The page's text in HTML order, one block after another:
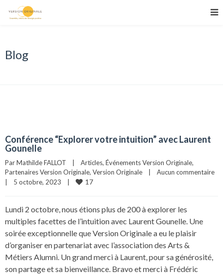
Blog
Conférence “Explorer votre intuition” avec Laurent
Gounelle
Par Mathilde FALLOT Articles, Événements Version Originale
Partenaires Version Originale, Version Originale
Aucun commentaire
5 octobre, 2023 17
Lundi 2 octobre, nous étions plus de 200 à explorer les
multiples facettes de l’intuition avec Laurent Gounelle. Une
soirée exceptionnelle que Version Originale a eu le plaisir
d’organiser en partenariat avec l’association des Arts &
Métiers Alumni. Un grand merci à Laurent, pour sa générosité,
son partage et sa bienveillance. Bravo et merci à Frédéric